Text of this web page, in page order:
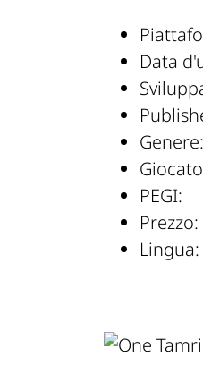
Data